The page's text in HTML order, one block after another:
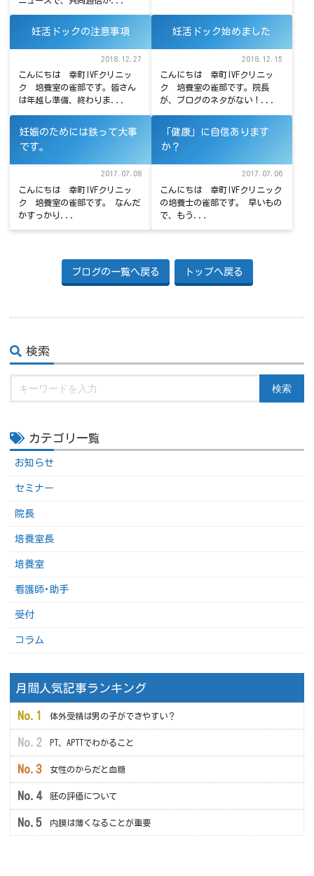
妊活ドックの注意事項
2018.12.27
こんにちは 幸町IVFクリニッ
ク 培養室の雀部です。皆さん
は年越し準備、終わりま...
妊活ドック始めました
2018.12.15
こんにちは 幸町IVFクリニッ
ク 培養室の雀部です。院長
が、ブログのネタがない！...
妊娠のためには鉄って大事
です。
2017.07.08
こんにちは 幸町IVFクリニッ
ク 培養室の雀部です。 なんだ
かすっかり...
「健康」に自信あります
か？
2017.07.06
こんにちは 幸町IVFクリニック
の培養士の雀部です。 早いもの
で、もう...
ブログの一覧へ戻る トップへ戻る
検索
検索
カテゴリ一覧
お知らせ
セミナー
院長
培養室長
培養室
看護師･助手
受付
コラム
月間人気記事ランキング
体外受精は男の子ができやすい？
PT、APTTでわかること
女性のからだと血糖
胚の評価について
内膜は薄くなることが重要